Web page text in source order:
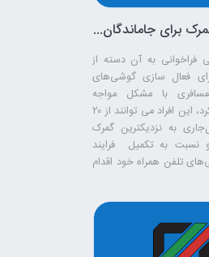
فراخوان گمرک برای جاماندگان فعال‌سازی گوشی‌های تلفن همراه مسافری
فراخوانی به آن دسته از
فعال سازی گوشی‌های
با مشکل مواجه
بوده‌اند، اعلام کرد، این افراد می توانند از ۲۰
به نزدیکترین گمرک
نسبت به تکمیل فرایند
تلفن همراه خود اقدام